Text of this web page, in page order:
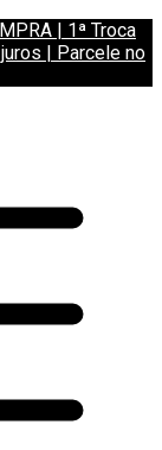
| 1ª Troca
| Parcele no